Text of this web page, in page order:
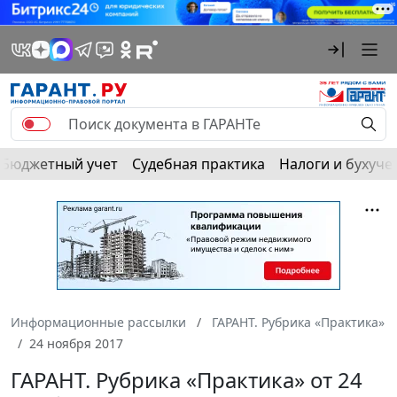
Бюджетный учет Судебная практика Налоги и
Информационные рассылки
ГАРАНТ. Рубрика «Практика»
24 ноября 2017
ГАРАНТ. Рубрика «Практика» от 24